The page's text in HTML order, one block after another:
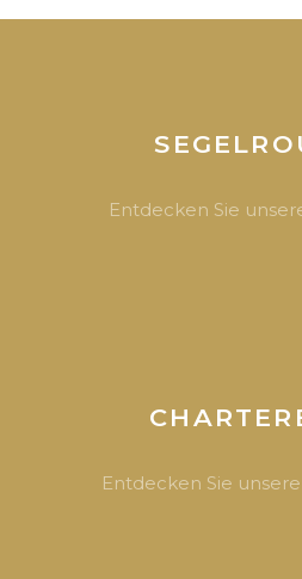
Entdecken Sie
Entdecken Sie